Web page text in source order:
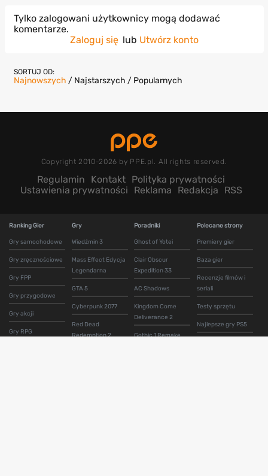
Tylko zalogowani użytkownicy mogą dodawać
komentarze.
Zaloguj się lub Utwórz konto
SORTUJ OD:
Najnowszych / Najstarszych / Popularnych
Copyright 2010-2026 by PPE.pl. All rights reserved.
Regulamin Kontakt Polityka prywatności
Ustawienia prywatności
Reklama Redakcja RSS
Ranking Gier
Gry samochodowe
Gry zręcznościowe
Gry FPP
Gry przygodowe
Gry akcji
Gry RPG
Gry
Wiedźmin 3
Mass Effect Edycja
Legendarna
GTA 5
Cyberpunk 2077
Red Dead
Redemption 2
Poradniki
Ghost of Yotei
Clair Obscur
Expedition 33
AC Shadows
Kingdom Come
Deliverance 2
Gothic 1 Remake
Polecane strony
Premiery gier
Baza gier
Recenzje filmów i
seriali
Testy sprzętu
Najlepsze gry PS5